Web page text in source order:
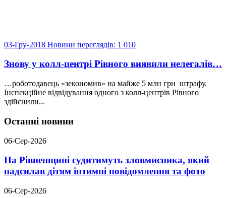
03-Гру-2018 Новини переглядів: 1 010
Знову у колл-центрі Рівного виявили нелегалів…
…роботодавець «зекономив» на майже 5 млн грн штрафу.
Інспекційне відвідування одного з колл-центрів Рівного
здійснили...
Останні новини
06-Сер-2026
На Рівненщині судитимуть зловмисника, який
надсилав дітям інтимні повідомлення та фото
06-Сер-2026